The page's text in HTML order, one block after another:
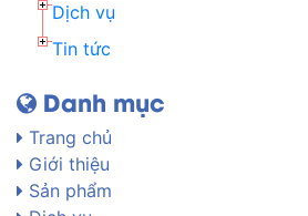
Dịch vụ
Tin tức
Danh mục
Trang chủ
Giới thiệu
Sản phẩm